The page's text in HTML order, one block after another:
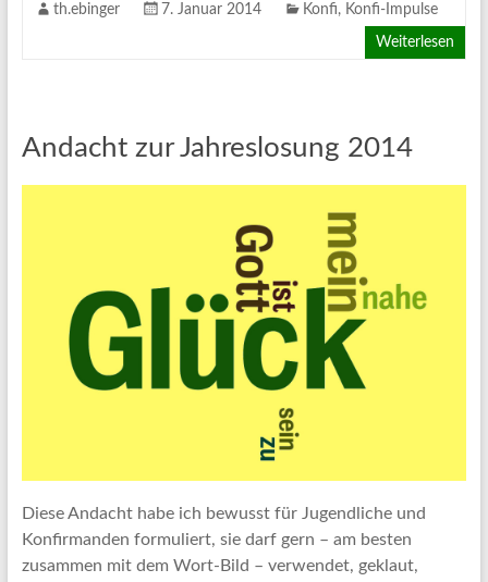
th.ebinger 7. Januar 2014 Konfi, Konfi-Impulse
Weiterlesen
Andacht zur Jahreslosung 2014
Diese Andacht habe ich bewusst für Jugendliche und
Konfirmanden formuliert, sie darf gern – am besten
zusammen mit dem Wort-Bild – verwendet, geklaut,